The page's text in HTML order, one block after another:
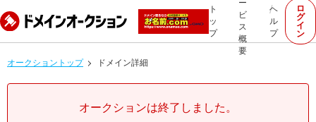
ト
ッ
プ
ー
ビ
ス
概
要
ヘ
ル
プ
ロ
グ
イ
ン
オークショントップ ドメイン詳細
オークションは終了しました。